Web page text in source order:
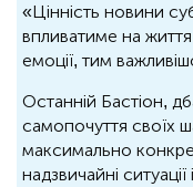
«Цінність новини
впливатиме на
емоції, тим
Останній Бастіон,
самопочуття своїх
максимально
надзвичайні ситуації